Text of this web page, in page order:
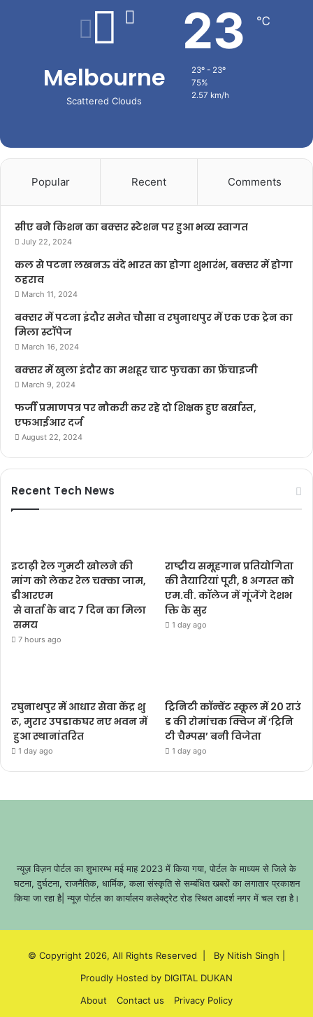
Melbourne
Scattered Clouds
23 ℃
23º - 23º
75%
2.57 km/h
Popular Recent Comments
सीए बने किशन का बक्सर स्टेशन पर हुआ भव्य स्वागत
July 22, 2024
कल से पटना लखनऊ वंदे भारत का होगा शुभारंभ, बक्सर में होगा
ठहराव
March 11, 2024
बक्सर में पटना इंदौर समेत चौसा व रघुनाथपुर में एक एक ट्रेन का
मिला स्टॉपेज
March 16, 2024
बक्सर में खुला इंदौर का मशहूर चाट फुचका का फ्रेंचाइजी
March 9, 2024
फर्जी प्रमाणपत्र पर नौकरी कर रहे दो शिक्षक हुए बर्खास्त,
एफआईआर दर्ज
August 22, 2024
Recent Tech News
इटाढ़ी रेल गुमटी खोलने की
मांग को लेकर रेल चक्का जाम,
डीआरएम
से वार्ता के बाद 7 दिन का मिला
समय
7 hours ago
राष्ट्रीय समूहगान प्रतियोगिता
की तैयारियां पूरी, 8 अगस्त को
एम.वी. कॉलेज में गूंजेंगे देशभ
क्ति के सुर
1 day ago
रघुनाथपुर में आधार सेवा केंद्र शु
रू, मुरार उपडाकघर नए भवन में
हुआ स्थानांतरित
1 day ago
ट्रिनिटी कॉन्वेंट स्कूल में 20 राउं
ड की रोमांचक क्विज में ‘ट्रिनि
टी चैम्पस’ बनी विजेता
1 day ago
न्यूज़ विज़न पोर्टल का शुभारम्भ मई माह 2023 में किया गया, पोर्टल के माध्यम से जिले के
घटना, दुर्घटना, राजनैतिक, धार्मिक, कला संस्कृति से सम्बंधित खबरों का लगातार प्रकाशन
किया जा रहा है| न्यूज़ पोर्टल का कार्यालय कलेक्ट्रेट रोड स्थित आदर्श नगर में चल रहा है।
© Copyright 2026, All Rights Reserved | By Nitish Singh
Proudly Hosted by DIGITAL DUKAN
About
Contact us Privacy Policy